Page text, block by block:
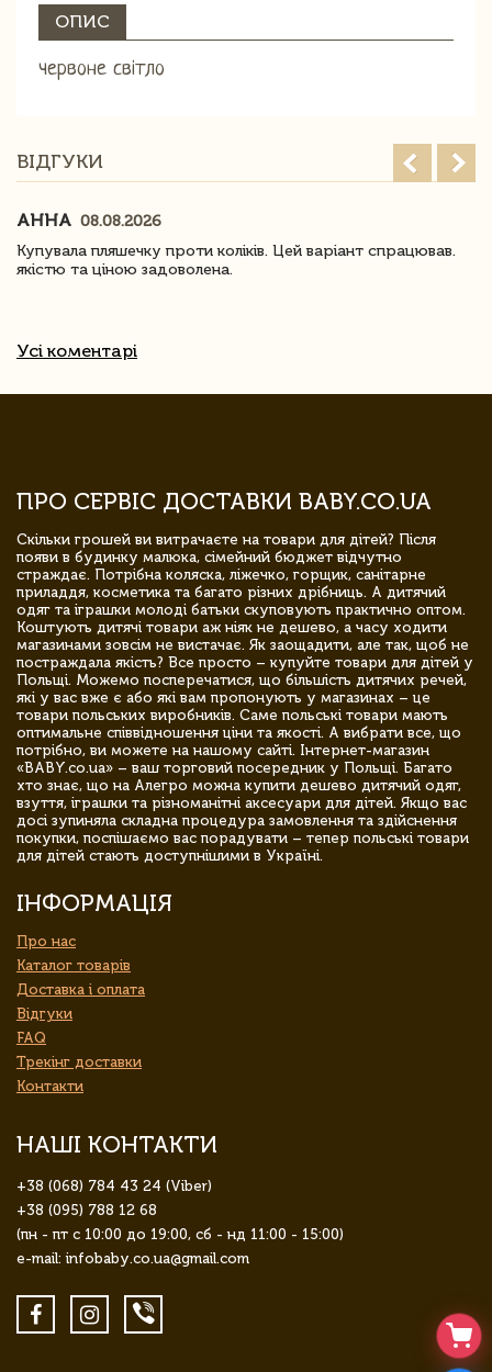
ОПИС
червоне світло
ВІДГУКИ
АННА 08.08.2026
Купувала пляшечку проти коліків. Цей варіант спрацював.
якістю та ціною задоволена.
Усі коментарі
ПРО СЕРВІС ДОСТАВКИ BABY.CO.UA
Скільки грошей ви витрачаєте на товари для дітей? Після
появи в будинку малюка, сімейний бюджет відчутно
страждає. Потрібна коляска, ліжечко, горщик, санітарне
приладдя, косметика та багато різних дрібниць. А дитячий
одяг та іграшки молоді батьки скуповують практично оптом.
Коштують дитячі товари аж ніяк не дешево, а часу ходити
магазинами зовсім не вистачає. Як заощадити, але так, щоб не
постраждала якість? Все просто – купуйте товари для дітей у
Польщі. Можемо посперечатися, що більшість дитячих речей,
які у вас вже є або які вам пропонують у магазинах – це
товари польських виробників. Саме польські товари мають
оптимальне співвідношення ціни та якості. А вибрати все, що
потрібно, ви можете на нашому сайті. Інтернет-магазин
«BABY.co.ua» – ваш торговий посередник у Польщі. Багато
хто знає, що на Алегро можна купити дешево дитячий одяг,
взуття, іграшки та різноманітні аксесуари для дітей. Якщо вас
досі зупиняла складна процедура замовлення та здійснення
покупки, поспішаємо вас порадувати – тепер польські товари
для дітей стають доступнішими в Україні.
ІНФОРМАЦІЯ
Про нас
Каталог товарів
Доставка і оплата
Відгуки
FAQ
Трекінг доставки
Контакти
НАШІ КОНТАКТИ
+38 (068) 784 43 24 (Viber)
+38 (095) 788 12 68
(пн - пт с 10:00 до 19:00, сб - нд 11:00 - 15:00)
e-mail: infobaby.co.ua@gmail.com